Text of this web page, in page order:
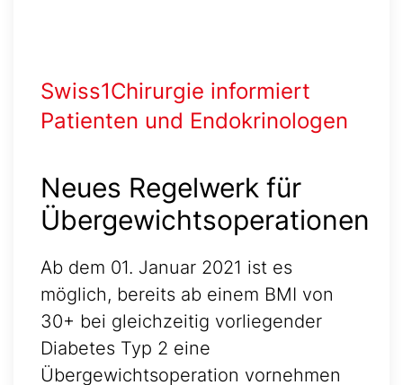
Swiss1Chirurgie informiert
Patienten und Endokrinologen
Neues Regelwerk für
Übergewichtsoperationen
Ab dem 01. Januar 2021 ist es
möglich, bereits ab einem BMI von
30+ bei gleichzeitig vorliegender
Diabetes Typ 2 eine
Übergewichtsoperation vornehmen